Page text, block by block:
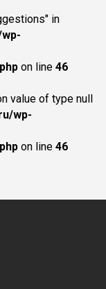
in
on line 46
value of type null
wp-
on line 46